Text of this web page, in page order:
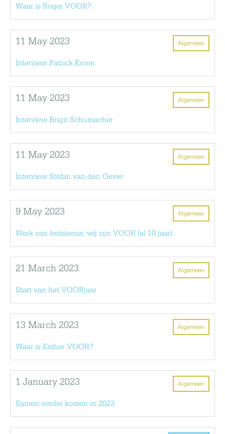
Waar is Roger VOOR?
Algemeen
11 May 2023
Interview Patrick Kroon
Algemeen
11 May 2023
Interview Brigit Schumacher
Algemeen
11 May 2023
Interview Stefan van den Oever
Algemeen
9 May 2023
Werk van betekenis, wij zijn VOOR (al 10 jaar).
Algemeen
21 March 2023
Start van het VOORjaar
Algemeen
13 March 2023
Waar is Esther VOOR?
Algemeen
1 January 2023
Samen verder komen in 2023